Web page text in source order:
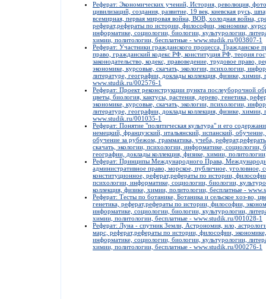
Реферат: Экономических учений, История, революция,
цивилизаций, создания, развитие, 19 век, киевская русь,
всемирная, первая мировая война, ВОВ, холодная война,
реферат,рефераты по истории, философии, экономике,
информатике, социологии, биологии, культурологии,
химии, политологии, бесплатные - www.studik.ru/003807-1
Реферат: Участники гражданского процесса, Гражданское
право, гражданский кодекс РФ, конституция РФ, теория
законодательство, кодекс, правоведение, трудовое право,
экономике, курсовые, скачать, экологии, психологии,
литературе, географии, доклады коллекция, физике, химии,
www.studik.ru/002576-1
Реферат: Проект реконструкции пункта послеуборочной
цветы, биология, кактусы, растения, дерево, генетика,
экономике, курсовые, скачать, экологии, психологии,
литературе, географии, доклады коллекция, физике, химии,
www.studik.ru/001035-1
Реферат: Понятие "политическая культура" и его
немецкий, французский, итальянский, испанский,
обучение за рубежом, грамматика, учеба,
скачать, экологии, психологии, информатике, социологии,
географии, доклады коллекция, физике, химии,
Реферат: Принципы Международного Права,
административное право, морское, публичное, уголовное,
конституционное, реферат,рефераты по истории,
психологии, информатике, социологии, биологии,
коллекция, физике, химии, политологии, бесплатные -
Реферат: Тесты по ботанике, Ботаника и сельское хоз-во,
генетика, реферат,рефераты по истории, философии,
информатике, социологии, биологии, культурологии,
химии, политологии, бесплатные - www.studik.ru/001028-1
Реферат: Луна - спутник Земли, Астрономия, нло,
марс, реферат,рефераты по истории, философии,
информатике, социологии, биологии, культурологии,
химии, политологии, бесплатные - www.studik.ru/000276-1